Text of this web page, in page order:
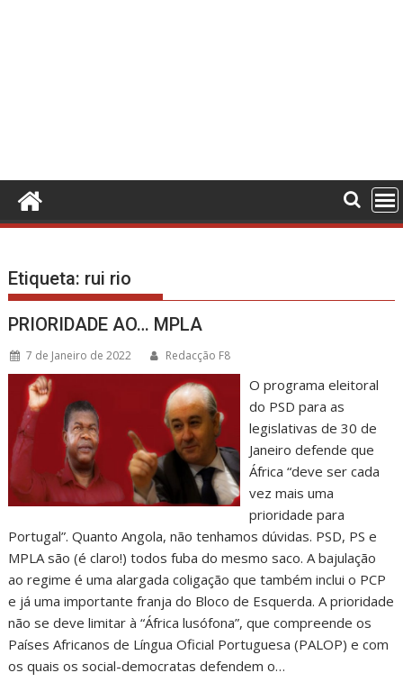
Etiqueta: rui rio
PRIORIDADE AO… MPLA
7 de Janeiro de 2022 Redacção F8
O programa eleitoral
do PSD para as
legislativas de 30 de
Janeiro defende que
África “deve ser cada
vez mais uma
prioridade para
Portugal”. Quanto Angola, não tenhamos dúvidas. PSD, PS e
MPLA são (é claro!) todos fuba do mesmo saco. A bajulação
ao regime é uma alargada coligação que também inclui o PCP
e já uma importante franja do Bloco de Esquerda. A prioridade
não se deve limitar à “África lusófona”, que compreende os
Países Africanos de Língua Oficial Portuguesa (PALOP) e com
os quais os social-democratas defendem o…